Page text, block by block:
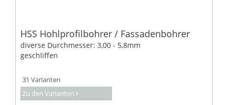
HSS Hohlprofilbohrer / Fassadenbohrer
diverse Durchmesser: 3,00 - 5,8mm
geschliffen
31 Varianten
Zu den Varianten